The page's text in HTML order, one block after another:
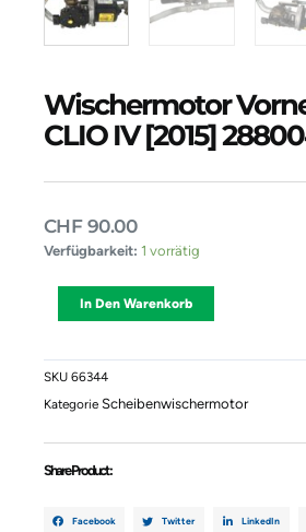
Wischermotor
CLIO IV [2015]
CHF90.00
Verfügbarkeit: 1 vorrätig
Wischermotor
RENAULT
288004542R
Menge
In Den Warenkorb
SKU 66344
Kategorie Scheibenwischermotor
Share Product :
Facebook Twitter LinkedIn